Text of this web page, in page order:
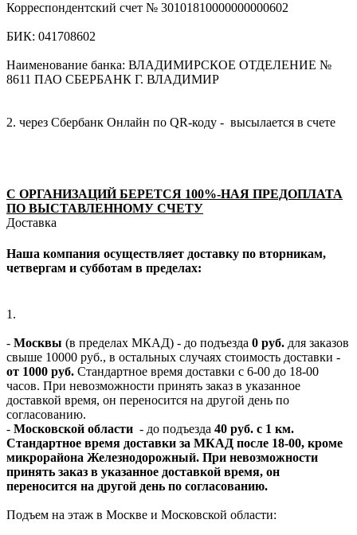
Корреспондентский счет № 30101810000000000602
БИК: 041708602
Наименование банка: ВЛАДИМИРСКОЕ ОТДЕЛЕНИЕ №
8611 ПАО СБЕРБАНК Г. ВЛАДИМИР
2. через Сбербанк Онлайн по QR-коду - высылается в счете
С ОРГАНИЗАЦИЙ БЕРЕТСЯ 100%-НАЯ ПРЕДОПЛАТА
ПО ВЫСТАВЛЕННОМУ СЧЕТУ
Доставка
Наша компания осуществляет доставку по вторникам,
четвергам и субботам в пределах:
1.
- Москвы (в пределах МКАД) - до подъезда 0 руб. для заказов
свыше 10000 руб., в остальных случаях стоимость доставки -
от 1000 руб. Стандартное время доставки с 6-00 до 18-00
часов. При невозможности принять заказ в указанное
доставкой время, он переносится на другой день по
согласованию.
- Московской области - до подъезда 40 руб. с 1 км.
Стандартное время доставки за МКАД после 18-00, кроме
микрорайона Железнодорожный. При невозможности
принять заказ в указанное доставкой время, он
переносится на другой день по согласованию.
Подъем на этаж в Москве и Московской области: